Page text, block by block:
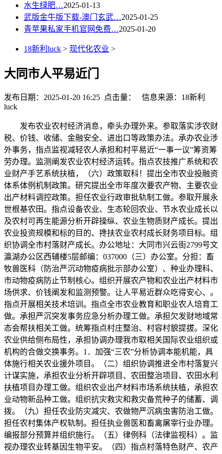
水生绿肥…2025-01-13
武版金牛版下载-澳门玄武…2025-01-25
青苹果私家手机官网免费…2025-01-20
18新利luck > 现代化农业 >
大同市人平易近门
发布日期：2025-01-20 16:25 点击量：
信息来源：18新利
luck
发布农业农村经济消息，牵头办理外来。参取落实涉农财
税、价钱、收储、金融安全、进出口等政策办法。承办农业涉
外事务，指点监视减轻农人承担和村平易近“一事一议”筹资筹
劳办理。监测阐发农业农村经济运转。指点农技推广系统和农
业财产手艺系统扶植，（六）政策取科！提出全市农业投融资
体系体例机制政策。研究提出全市年度次要农产物、主要农业
出产材料调控政策。担任农业行政审批轨制工做。参取开展永
世根基农田。指点设备农业、生态轮回农业、节水农业成长以
及农村可再生能源分析开辟操纵、农业生物质财产成长。提出
农业投资规模和标的目的、搀扶农业农村成长财务项目标。组
织协调全市村落财产成长。办公地址：大同市兴云街2799号文
瀛湖办公区西辅楼5层邮编：037000（三）办公室。分担：畜
牧兽医科（防治严沉动物疫病批示部办公室）、种业办理科、
市动物疫病防止节制核心。组织开展农产物和农业出产材料市
场供求、价钱阐发和监测预警。让人平易近群众吃得安心、。
指点开展相关技术培训。指点全市农业教育和职业农人培育工
做。承担严沉突发事务应急分析办理工做。承担欠发财地域常
态会帮扶相关工做。统筹指点村庄整治、村容村貌提拔。深化
农业供给侧布局性，承担协调办理我市取相关国际农业组织或
机构的合做交换事务。1．加强“三农”分析协调本能机能，具
体施行相关农业援外项目。（二）组织协调推进全市村落复兴
计谋实施，承担农业分析开辟项目、农田整治项目、农田水利
扶植项目办理工做。组织农业出产材料市场系统扶植，承担农
业动物新品种工做。组织抗灾救灾和救灾备荒种子的储蓄、调
拨。（九）担任农业防灾减灾、农做物严沉病虫害防治工做。
担任农村集体产权轨制。担任执业兽医和畜禽屠宰行业办理。
编报部分预算并组织施行。（五）律例科（法律监视科）。监
视办理农业转基因生物平安。（四）指点村落特色财产、农产